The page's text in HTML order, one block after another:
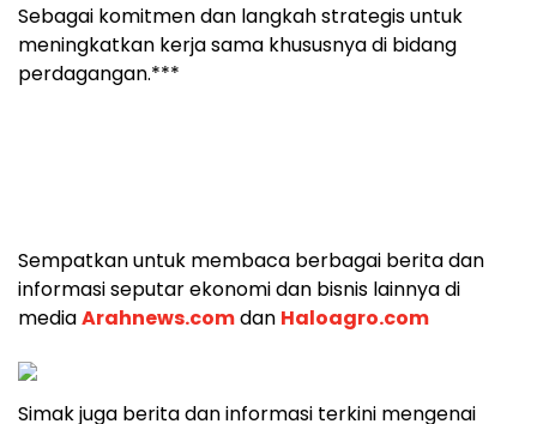
Sebagai komitmen dan langkah strategis untuk
meningkatkan kerja sama khususnya di bidang
perdagangan.***
Sempatkan untuk membaca berbagai berita dan
media